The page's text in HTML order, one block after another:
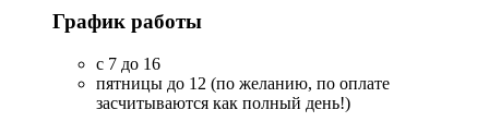
График работы
с 7 до 16
пятницы до 12 (по желанию, по оплате
засчитываются как полный день!)